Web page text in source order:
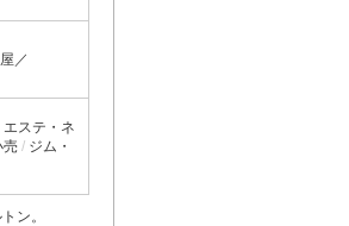
／
ステ・ネ
売
ジム・
ン。